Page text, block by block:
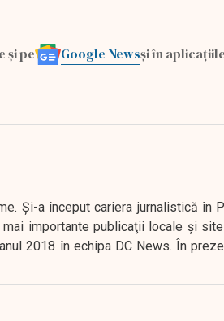
și pe Google Newsși în
Şi-a început cariera jurnalistică în
importante publicaţii locale şi
2018 în echipa DC News. În